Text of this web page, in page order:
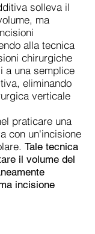
solleva il
ma
alla tecnica
chirurgiche
a una semplice
eliminando
verticale
praticare una
con un'incisione
Tale tecnica
il volume del
incisione